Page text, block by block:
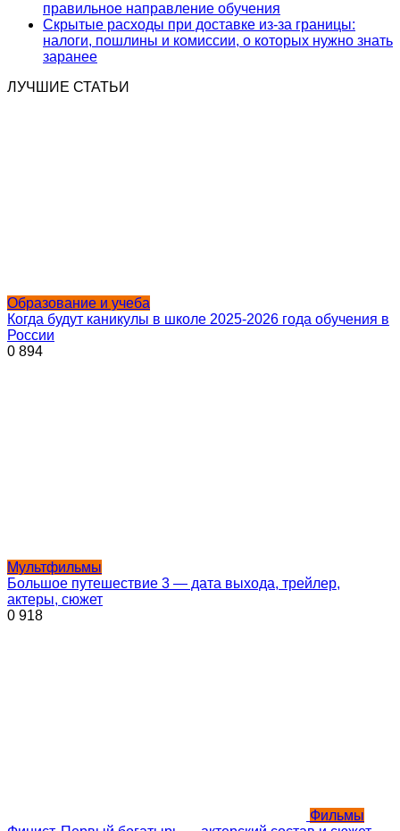
правильное направление обучения
Скрытые расходы при доставке из-за границы:
налоги, пошлины и комиссии, о которых нужно знать
заранее
ЛУЧШИЕ СТАТЬИ
Образование и учеба
Когда будут каникулы в школе 2025-2026 года обучения в
России
0 894
Мультфильмы
Большое путешествие 3 — дата выхода, трейлер,
актеры, сюжет
0 918
Фильмы